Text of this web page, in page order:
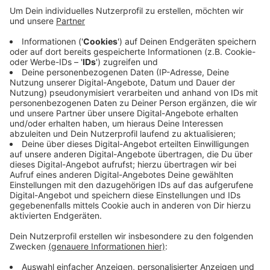
Die Gemeinde Ascheberg beispielsweise stimmt sich
gerade mit den Vereinen über die Hygieneregeln ab. Es
gilt der vorgeschriebene Abstand und eine
Namensliste liegt bereit. Das soll helfen, mögliche
Infektionsketten zurückzuverfolgen. Behutsam wollen
die drei großen Sportvereine TUS Ascheberg, SV
Herbern und Davaria Davensberg wieder mit dem
Spielbetrieb starten. Beim TUS kommen heute unter
anderem Tischtennis- und Badmintonspieler zum
Training.
Anzeige